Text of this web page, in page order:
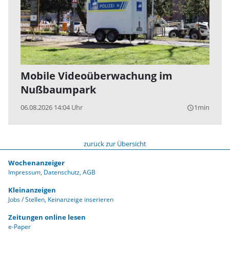
Mobile Videoüberwachung im
Nußbaumpark
06.08.2026 14:04 Uhr query_builder1min
zurück zur Übersicht
Wochenanzeiger
Impressum Datenschutz AGB
Kleinanzeigen
Jobs / Stellen Keinanzeige inserieren
Zeitungen online lesen
e-Paper